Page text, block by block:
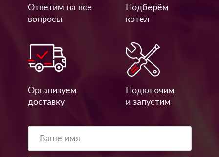
Ответим на все
вопросы
Подберём
котел
Организуем
доставку
Подключим
и запустим